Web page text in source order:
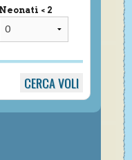
Neonati < 2